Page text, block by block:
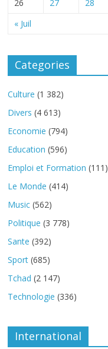
« Juil
26
27 28
Categories
Culture (1 382)
Divers (4 613)
Economie (794)
Education (596)
Emploi et Formation (111)
Le Monde (414)
Music (562)
Politique (3 778)
Sante (392)
Sport (685)
Tchad (2 147)
Technologie (336)
International